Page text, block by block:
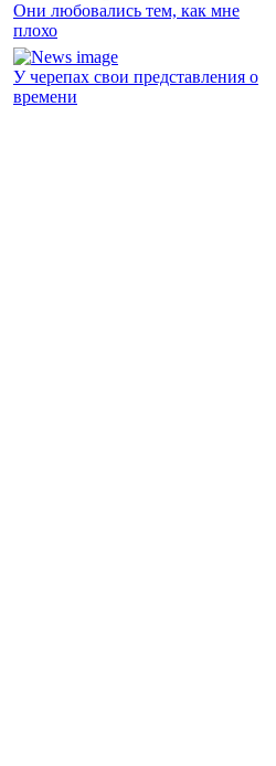
Они любовались тем, как мне
плохо
У черепах свои представления о
времени